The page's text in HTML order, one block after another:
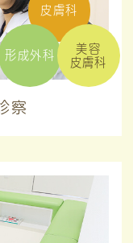
皮膚科
形成外科 美容
皮膚科
察